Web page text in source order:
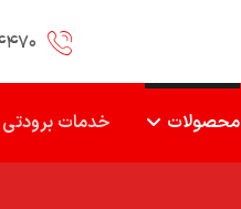
محصولات خدمات برودتی